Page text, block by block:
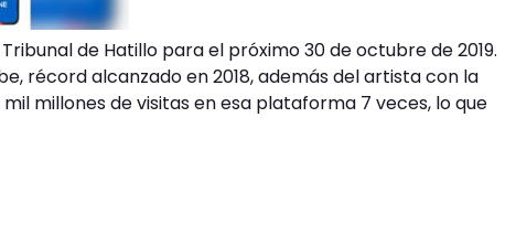
de Hatillo para el próximo 30 de octubre de 2019.
récord alcanzado en 2018, además del artista con la
millones de visitas en esa plataforma 7 veces, lo que